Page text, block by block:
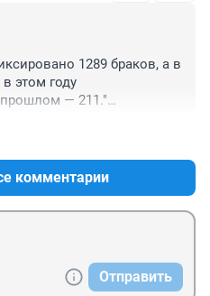
1289 браков, а в
этом году
прошлом — 211."
невесту, да плюс сам
наверное, только при
было сравнивать не с
комментарии
Отправить